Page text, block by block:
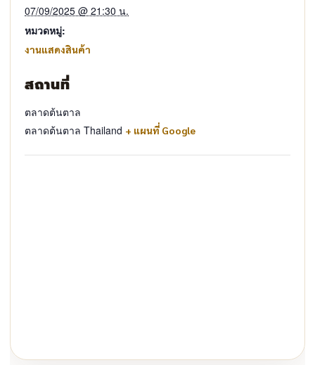
07/09/2025 @ 21:30 น.
หมวดหมู่:
งานแสดงสินค้า
สถานที่
ตลาดต้นตาล
ตลาดต้นตาล Thailand + แผนที่ Google